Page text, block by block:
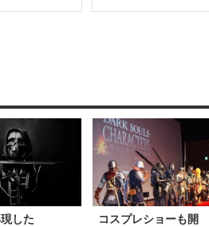
した
コスプレショーも開